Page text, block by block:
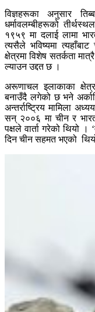
विज्ञहरूका अनुसार
धर्मावलम्बीहरूको
१९५९ मा दलाई लामा
त्यसैले भविष्यमा
क्षेत्रमा विशेष सतर्कता
ल्याउन उद्दत छ ।
अरूणाचल इलाकाका
बनाउँदै लगेको छ भने
अन्तर्राष्ट्रिय मामिला
सन् २००६ मा चीन र
पक्षले वार्ता गरेको थियो
दिन चीन सहमत भएको